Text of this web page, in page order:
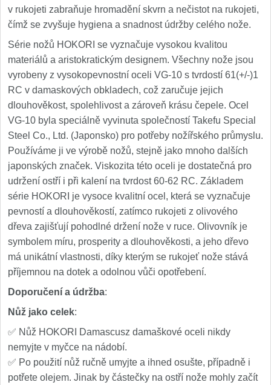
v rukojeti zabraňuje hromadění skvrn a nečistot na rukojeti,
čímž se zvyšuje hygiena a snadnost údržby celého nože.
Série nožů HOKORI se vyznačuje vysokou kvalitou
materiálů a aristokratickým designem. Všechny nože jsou
vyrobeny z vysokopevnostní oceli VG-10 s tvrdostí 61(+/-)1
RC v damaskových obkladech, což zaručuje jejich
dlouhověkost, spolehlivost a zároveň krásu čepele. Ocel
VG-10 byla speciálně vyvinuta společností Takefu Special
Steel Co., Ltd. (Japonsko) pro potřeby nožířského průmyslu.
Používáme ji ve výrobě nožů, stejně jako mnoho dalších
japonských značek. Viskozita této oceli je dostatečná pro
udržení ostří i při kalení na tvrdost 60-62 RC. Základem
série HOKORI je vysoce kvalitní ocel, která se vyznačuje
pevností a dlouhověkostí, zatímco rukojeti z olivového
dřeva zajišťují pohodlné držení nože v ruce. Olivovník je
symbolem míru, prosperity a dlouhověkosti, a jeho dřevo
má unikátní vlastnosti, díky kterým se rukojeť nože stává
příjemnou na dotek a odolnou vůči opotřebení.
Doporučení a údržba:
Nůž jako celek:
✅ Nůž HOKORI Damascusz damaškové oceli nikdy
nemyjte v myčce na nádobí.
✅ Po použití nůž ručně umyjte a ihned osušte, případně i
potřete olejem. Jinak by částečky na ostří nože mohly začít